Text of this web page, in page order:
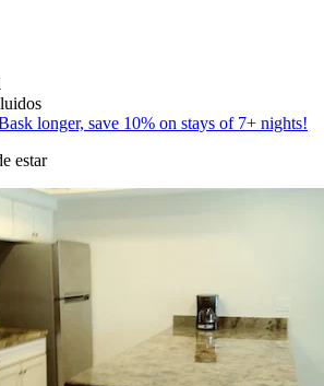
longer, save 10% on stays of 7+ nights!